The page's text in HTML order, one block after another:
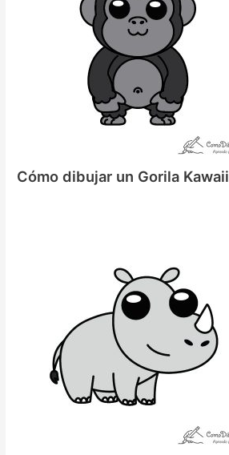
Cómo dibujar un Gorila Kawaii